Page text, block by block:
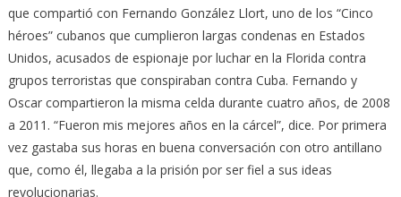
que compartió con Fernando González Llort, uno de los “Cinco
héroes” cubanos que cumplieron largas condenas en Estados
Unidos, acusados de espionaje por luchar en la Florida contra
grupos terroristas que conspiraban contra Cuba. Fernando y
Oscar compartieron la misma celda durante cuatro años, de 2008
a 2011. “Fueron mis mejores años en la cárcel”, dice. Por primera
vez gastaba sus horas en buena conversación con otro antillano
que, como él, llegaba a la prisión por ser fiel a sus ideas
revolucionarias.